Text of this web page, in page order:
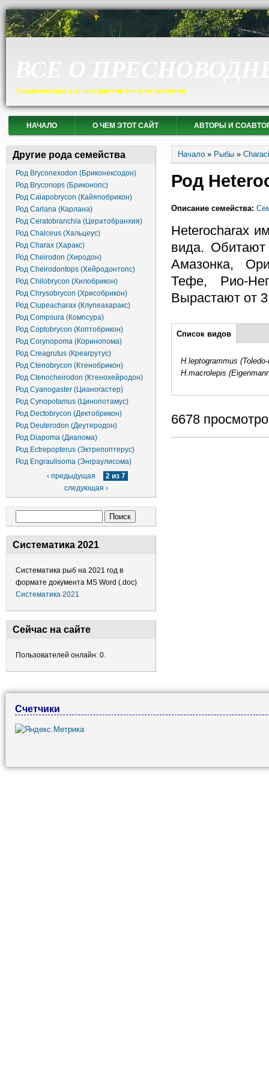
Энциклопедия для аквариумистов и ихтиологов
НАЧАЛО О ЧЕМ ЭТОТ САЙТ АВТОРЫ И
Другие рода семейства
Род Bryconexodon (Бриконексодон)
Род Bryconops (Бриконопс)
Род Caiapobrycon (Кайяпобрикон)
Род Carlana (Карлана)
Род Ceratobranchia (Цератобранхия)
Род Chalceus (Хальцеус)
Род Charax (Харакс)
Род Cheirodon (Хиродон)
Род Cheirodontops (Хейродонтопс)
Род Chilobrycon (Хилобрикон)
Род Chrysobrycon (Хрисобрикон)
Род Clupeacharax (Клупеахаракс)
Род Compsura (Компсура)
Род Coptobrycon (Коптобрикон)
Род Corynopoma (Коринопома)
Род Creagrutus (Креагрутус)
Род Ctenobrycon (Ктенобрикон)
Род Ctenocheirodon (Ктенохейродон)
Род Cyanogaster (Цианогастер)
Род Cynopotamus (Цинопотамус)
Род Dectobrycon (Дектобрикон)
Род Deuterodon (Деутеродон)
Род Diapoma (Диапома)
Род Ectrepopterus (Эктрепоптерус)
Род Engraulisoma (Энграулисома)
‹ предыдущая
2 из 7
следующая ›
Систематика 2021
Систематика рыб на 2021 год в
формате документа MS Word (.doc)
Систематика 2021
Сейчас на сайте
Пользователей онлайн: 0.
Вы здесь
Начало » Рыбы »
Род
Описание семейства:
Heterocharax
вида.
Амазонка,
Тефе, Рио-
Вырастают от
Дополнительно
Список видов(активная
вкладка)
H.leptogrammus
H.macrolepis
6678
Счетчики